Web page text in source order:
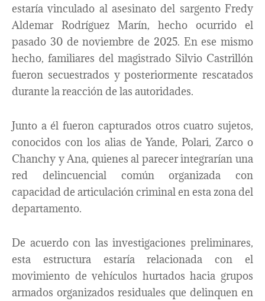
estaría vinculado al asesinato del sargento Fredy
Aldemar Rodríguez Marín, hecho ocurrido el
pasado 30 de noviembre de 2025. En ese mismo
hecho, familiares del magistrado Silvio Castrillón
fueron secuestrados y posteriormente rescatados
durante la reacción de las autoridades.
Junto a él fueron capturados otros cuatro sujetos,
conocidos con los alias de Yande, Polari, Zarco o
Chanchy y Ana, quienes al parecer integrarían una
red delincuencial común organizada con
capacidad de articulación criminal en esta zona del
departamento.
De acuerdo con las investigaciones preliminares,
esta estructura estaría relacionada con el
movimiento de vehículos hurtados hacia grupos
armados organizados residuales que delinquen en